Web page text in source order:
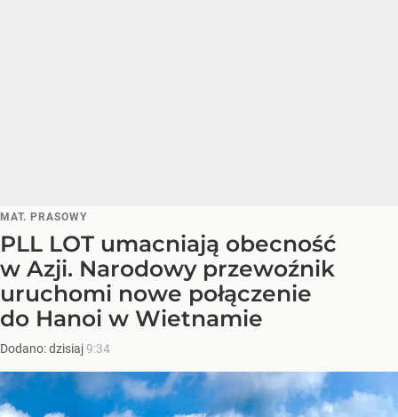
MAT. PRASOWY
PLL LOT umacniają obecność
w Azji. Narodowy przewoźnik
uruchomi nowe połączenie
do Hanoi w Wietnamie
Dodano:dzisiaj9:34